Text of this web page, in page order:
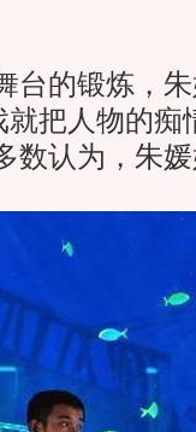
的锻炼，朱
就把人物的
数认为，朱